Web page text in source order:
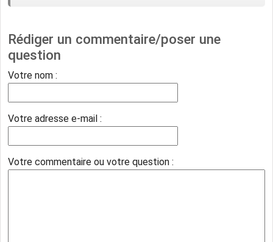
Rédiger un commentaire/poser une
question
Votre nom :
Votre adresse e-mail :
Votre commentaire ou votre question :